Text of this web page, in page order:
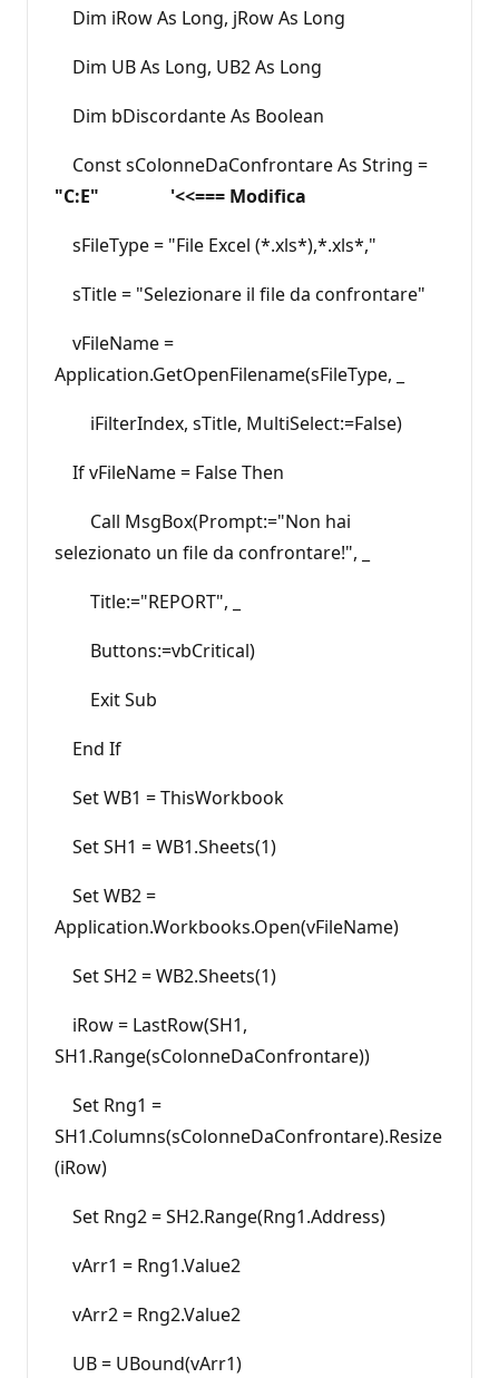
Dim iRow As Long, jRow As Long
Dim UB As Long, UB2 As Long
Dim bDiscordante As Boolean
Const sColonneDaConfrontare As String =
"C:E" '<<=== Modifica
sFileType = "File Excel (*.xls*),*.xls*,"
sTitle = "Selezionare il file da confrontare"
vFileName =
Application.GetOpenFilename(sFileType, _
iFilterIndex, sTitle, MultiSelect:=False)
If vFileName = False Then
Call MsgBox(Prompt:="Non hai
selezionato un file da confrontare!", _
Title:="REPORT", _
Buttons:=vbCritical)
Exit Sub
End If
Set WB1 = ThisWorkbook
Set SH1 = WB1.Sheets(1)
Set WB2 =
Application.Workbooks.Open(vFileName)
Set SH2 = WB2.Sheets(1)
iRow = LastRow(SH1,
SH1.Range(sColonneDaConfrontare))
Set Rng1 =
SH1.Columns(sColonneDaConfrontare).Resize
(iRow)
Set Rng2 = SH2.Range(Rng1.Address)
vArr1 = Rng1.Value2
vArr2 = Rng2.Value2
UB = UBound(vArr1)